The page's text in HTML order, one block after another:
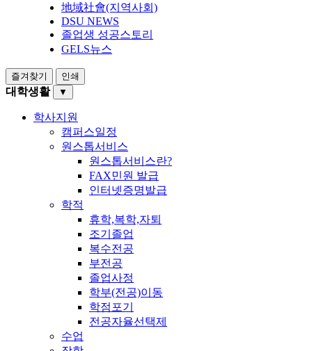
地域社會(지역사회)
DSU NEWS
졸업생 성공스토리
GELS뉴스
즐겨찾기 인쇄
대학생활 ▼
학사지원
캠퍼스일정
원스톱서비스
원스톱서비스란?
FAX민원 발급
인터넷증명발급
학적
휴학,복학,자퇴
조기졸업
복수전공
부전공
졸업사정
학부(전공)이동
학점포기
전공자율선택제
수업